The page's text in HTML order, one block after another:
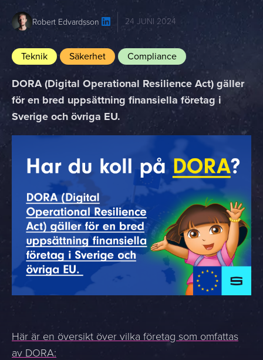
Robert Edvardsson 24 JUNI 2024
Teknik Säkerhet Compliance
DORA (Digital Operational Resilience Act) gäller
för en bred uppsättning finansiella företag i
Sverige och övriga EU.
Här är en översikt över vilka företag som omfattas
av DORA: